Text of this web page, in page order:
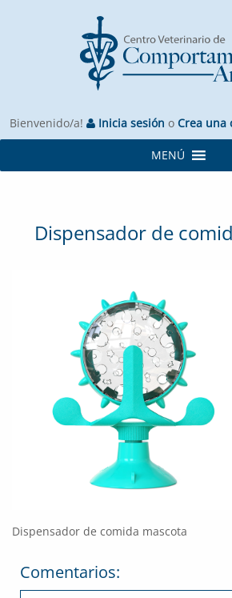
Bienvenido/a! Inicia sesión o Crea una
MENÚ
Dispensador de
Dispensador de comida mascota
Comentarios: